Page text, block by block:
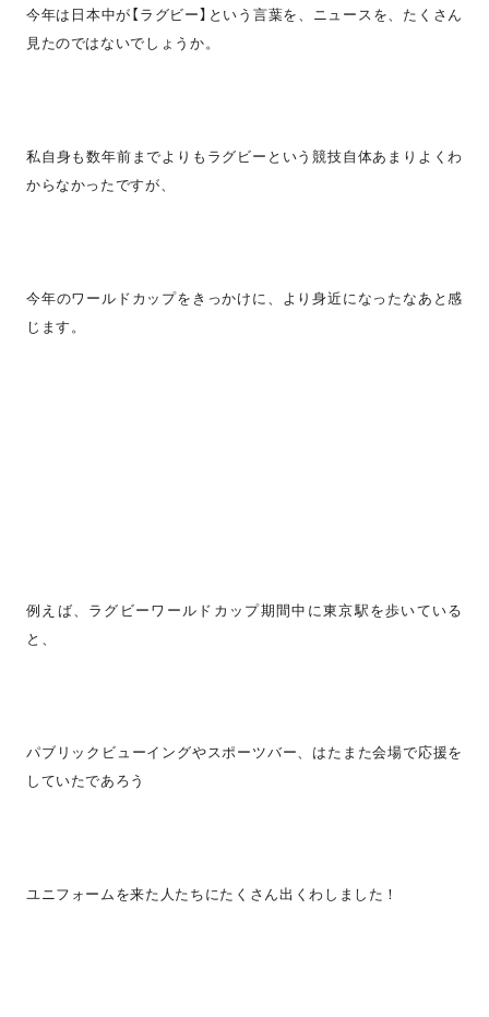
今年は日本中が【ラグビー】という言葉を、ニュースを、たくさん
見たのではないでしょうか。
私自身も数年前までよりもラグビーという競技自体あまりよくわ
からなかったですが、
今年のワールドカップをきっかけに、より身近になったなあと感
じます。
例えば、ラグビーワールドカップ期間中に東京駅を歩いている
と、
パブリックビューイングやスポーツバー、はたまた会場で応援を
していたであろう
ユニフォームを来た人たちにたくさん出くわしました！